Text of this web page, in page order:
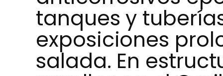
tanques y
exposiciones
salada. En